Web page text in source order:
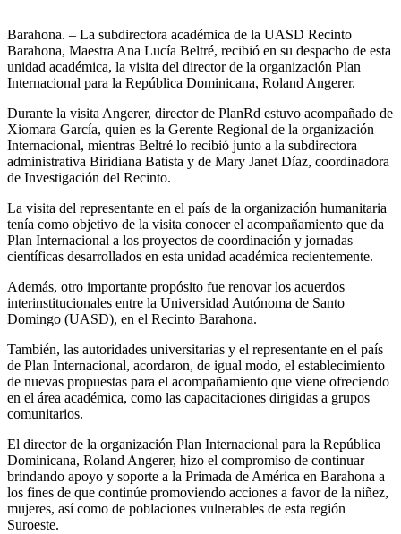
Barahona. – La subdirectora académica de la UASD Recinto
Barahona, Maestra Ana Lucía Beltré, recibió en su despacho de esta
unidad académica, la visita del director de la organización Plan
Internacional para la República Dominicana, Roland Angerer.
Durante la visita Angerer, director de PlanRd estuvo acompañado de
Xiomara García, quien es la Gerente Regional de la organización
Internacional, mientras Beltré lo recibió junto a la subdirectora
administrativa Biridiana Batista y de Mary Janet Díaz, coordinadora
de Investigación del Recinto.
La visita del representante en el país de la organización humanitaria
tenía como objetivo de la visita conocer el acompañamiento que da
Plan Internacional a los proyectos de coordinación y jornadas
científicas desarrollados en esta unidad académica recientemente.
Además, otro importante propósito fue renovar los acuerdos
interinstitucionales entre la Universidad Autónoma de Santo
Domingo (UASD), en el Recinto Barahona.
También, las autoridades universitarias y el representante en el país
de Plan Internacional, acordaron, de igual modo, el establecimiento
de nuevas propuestas para el acompañamiento que viene ofreciendo
en el área académica, como las capacitaciones dirigidas a grupos
comunitarios.
El director de la organización Plan Internacional para la República
Dominicana, Roland Angerer, hizo el compromiso de continuar
brindando apoyo y soporte a la Primada de América en Barahona a
los fines de que continúe promoviendo acciones a favor de la niñez,
mujeres, así como de poblaciones vulnerables de esta región
Suroeste.